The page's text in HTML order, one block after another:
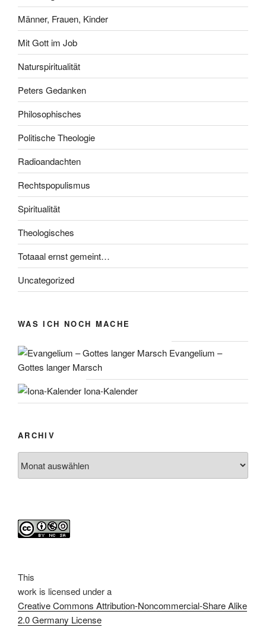
Männer, Frauen, Kinder
Mit Gott im Job
Naturspiritualität
Peters Gedanken
Philosophisches
Politische Theologie
Radioandachten
Rechtspopulismus
Spiritualität
Theologisches
Totaaal ernst gemeint…
Uncategorized
WAS ICH NOCH MACHE
Evangelium –
Gottes langer Marsch
Iona-Kalender
ARCHIV
This
work is licensed under a
Creative Commons Attribution-Noncommercial-Share Alike
2.0 Germany License